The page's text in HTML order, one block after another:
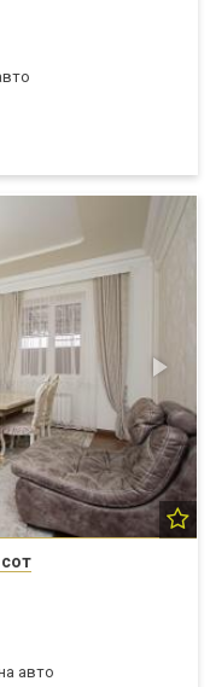
авто